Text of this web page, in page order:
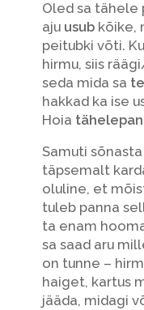
Oled sa tähele
aju usubkõike,
peitubki võti.
hirmu, siis
seda mida sa
hakkad ka ise
Hoia
Samuti
täpsemalt
oluline, et
tuleb panna
ta enam
sa saad aru
on tunne –
haiget, kartus
jääda, midagi